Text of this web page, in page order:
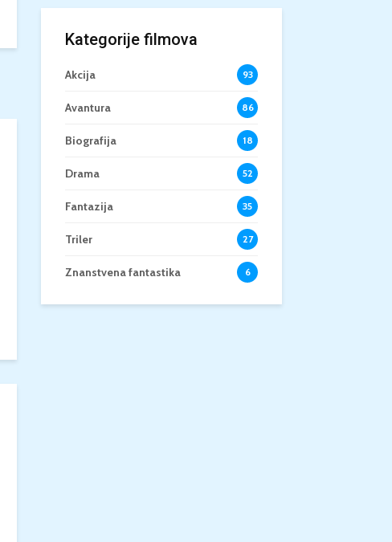
Kategorije filmova
Akcija 93
Avantura 86
Biografija 18
Drama 52
Fantazija 35
Triler 27
Znanstvena fantastika 6